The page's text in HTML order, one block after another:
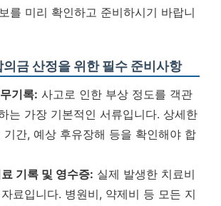
를 미리 확인하고 준비하시기 바랍니
의금 산정을 위한 필수 준비사항
기록: 사고로 인한 부상 정도를 객관
는 가장 기본적인 서류입니다. 상세한
기간, 예상 후유장해 등을 확인해야 합
기록 및 영수증: 실제 발생한 치료비
료입니다. 병원비, 약제비 등 모든 지